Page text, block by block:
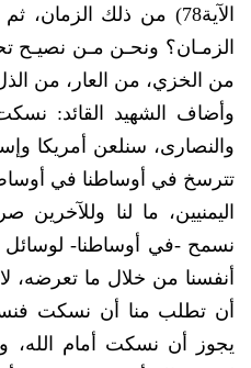
الآية78) من ذلك
الزمـان؟ ونحـن مـن نصيـح
من الخزي، من العار، من
وأضاف الشهيد القائد:
والنصارى، سنلعن أمريكا
تترسخ في أوساطنا في
اليمنيين، ما لنا
نسمح -في أوساطنا- لوسائل
أنفسنا من خلال ما تعرضه،
أن تطلب منا أن نسكت
يجوز أن نسكت أمام الله،